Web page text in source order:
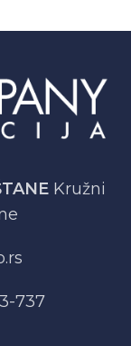
Kružni
737